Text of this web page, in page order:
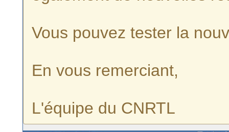
Vous pouvez tester la
En vous remerciant,
L'équipe du CNRTL